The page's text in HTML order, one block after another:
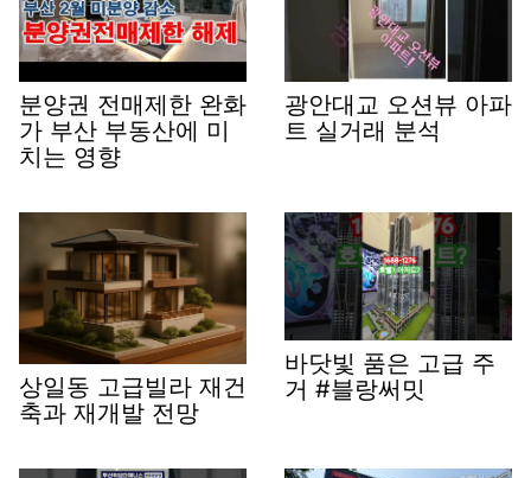
분양권 전매제한 완화
가 부산 부동산에 미
치는 영향
광안대교 오션뷰 아파
트 실거래 분석
상일동 고급빌라 재건
축과 재개발 전망
바닷빛 품은 고급 주
거 #블랑써밋